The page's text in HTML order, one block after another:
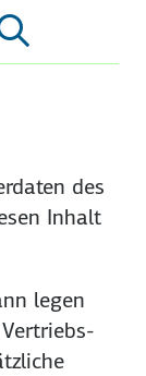
des
Inhalt
legen
Vertriebs­